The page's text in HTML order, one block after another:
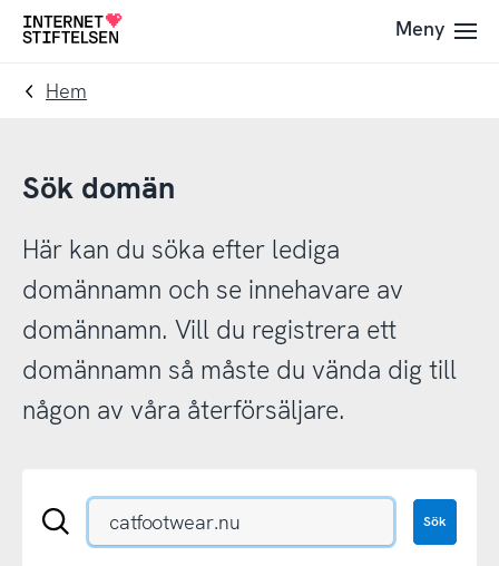
Till
navigering
Till
innehåll
Till
Meny
Hem
Sök domän
Här kan du söka efter lediga
domännamn och se innehavare av
domännamn. Vill du registrera ett
domännamn så måste du vända dig till
någon av våra återförsäljare.
Sök
Sök